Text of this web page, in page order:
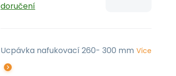
doručení
Ucpávka nafukovací 260- 300 mm Více